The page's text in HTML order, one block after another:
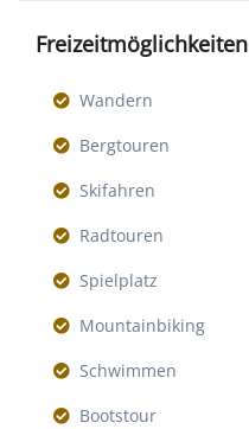
Freizeitmöglichkeiten
Wandern
Bergtouren
Skifahren
Radtouren
Spielplatz
Mountainbiking
Schwimmen
Bootstour